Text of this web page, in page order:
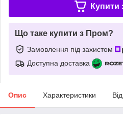
Купити
Що таке купити з Пром?
Замовлення під захистом
Доступна доставка
Опис Характеристики